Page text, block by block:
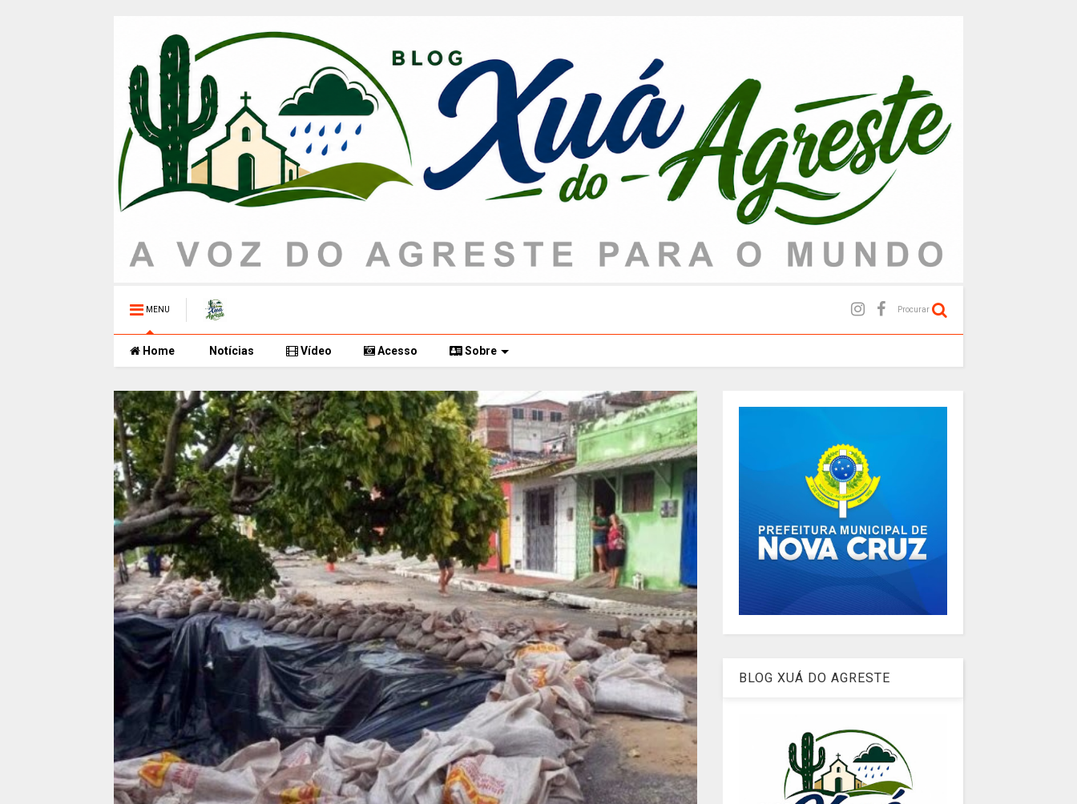
MENU Procurar
Home Notícias Vídeo Acesso Sobre
BLOG XUÁ DO AGRESTE